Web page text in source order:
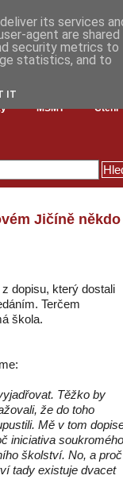
MŠMT Čtení
Jičíně někdo
dopisu, který dostali
Terčem
škola.
Těžko by
že do toho
Mě v tom
iniciativa soukromého
školství. No, a proč
tady existuje dvacet
its services
agent are shared
security metrics to
statistics, and to
IT